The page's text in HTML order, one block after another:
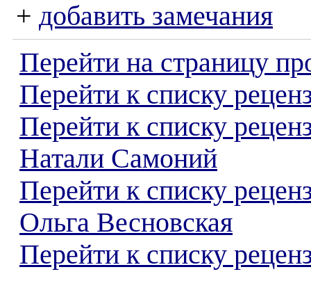
+ добавить замечания
Перейти на страницу
Перейти к списку
Перейти к списку
Натали Самоний
Перейти к списку
Ольга Весновская
Перейти к списку